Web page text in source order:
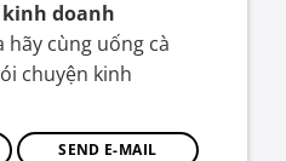
doanh
hãy cùng uống cà
chuyện kinh
SEND E-MAIL